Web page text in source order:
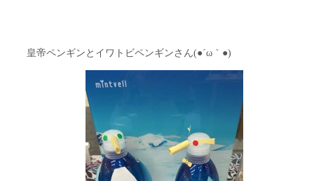
皇帝ペンギンとイワトビペンギンさん(●´ω｀●)